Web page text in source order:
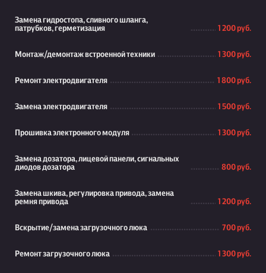
Замена гидростопа, сливного шланга,
патрубков, герметизация
1 200 руб.
Монтаж/демонтаж встроенной техники 1 300 руб.
Ремонт электродвигателя 1 800 руб.
Замена электродвигателя 1 500 руб.
Прошивка электронного модуля 1 300 руб.
Замена дозатора, лицевой панели, сигнальных
диодов дозатора
800 руб.
Замена шкива, регулировка привода, замена
ремня привода
1 200 руб.
Вскрытие/замена загрузочного люка 700 руб.
Ремонт загрузочного люка 1 300 руб.